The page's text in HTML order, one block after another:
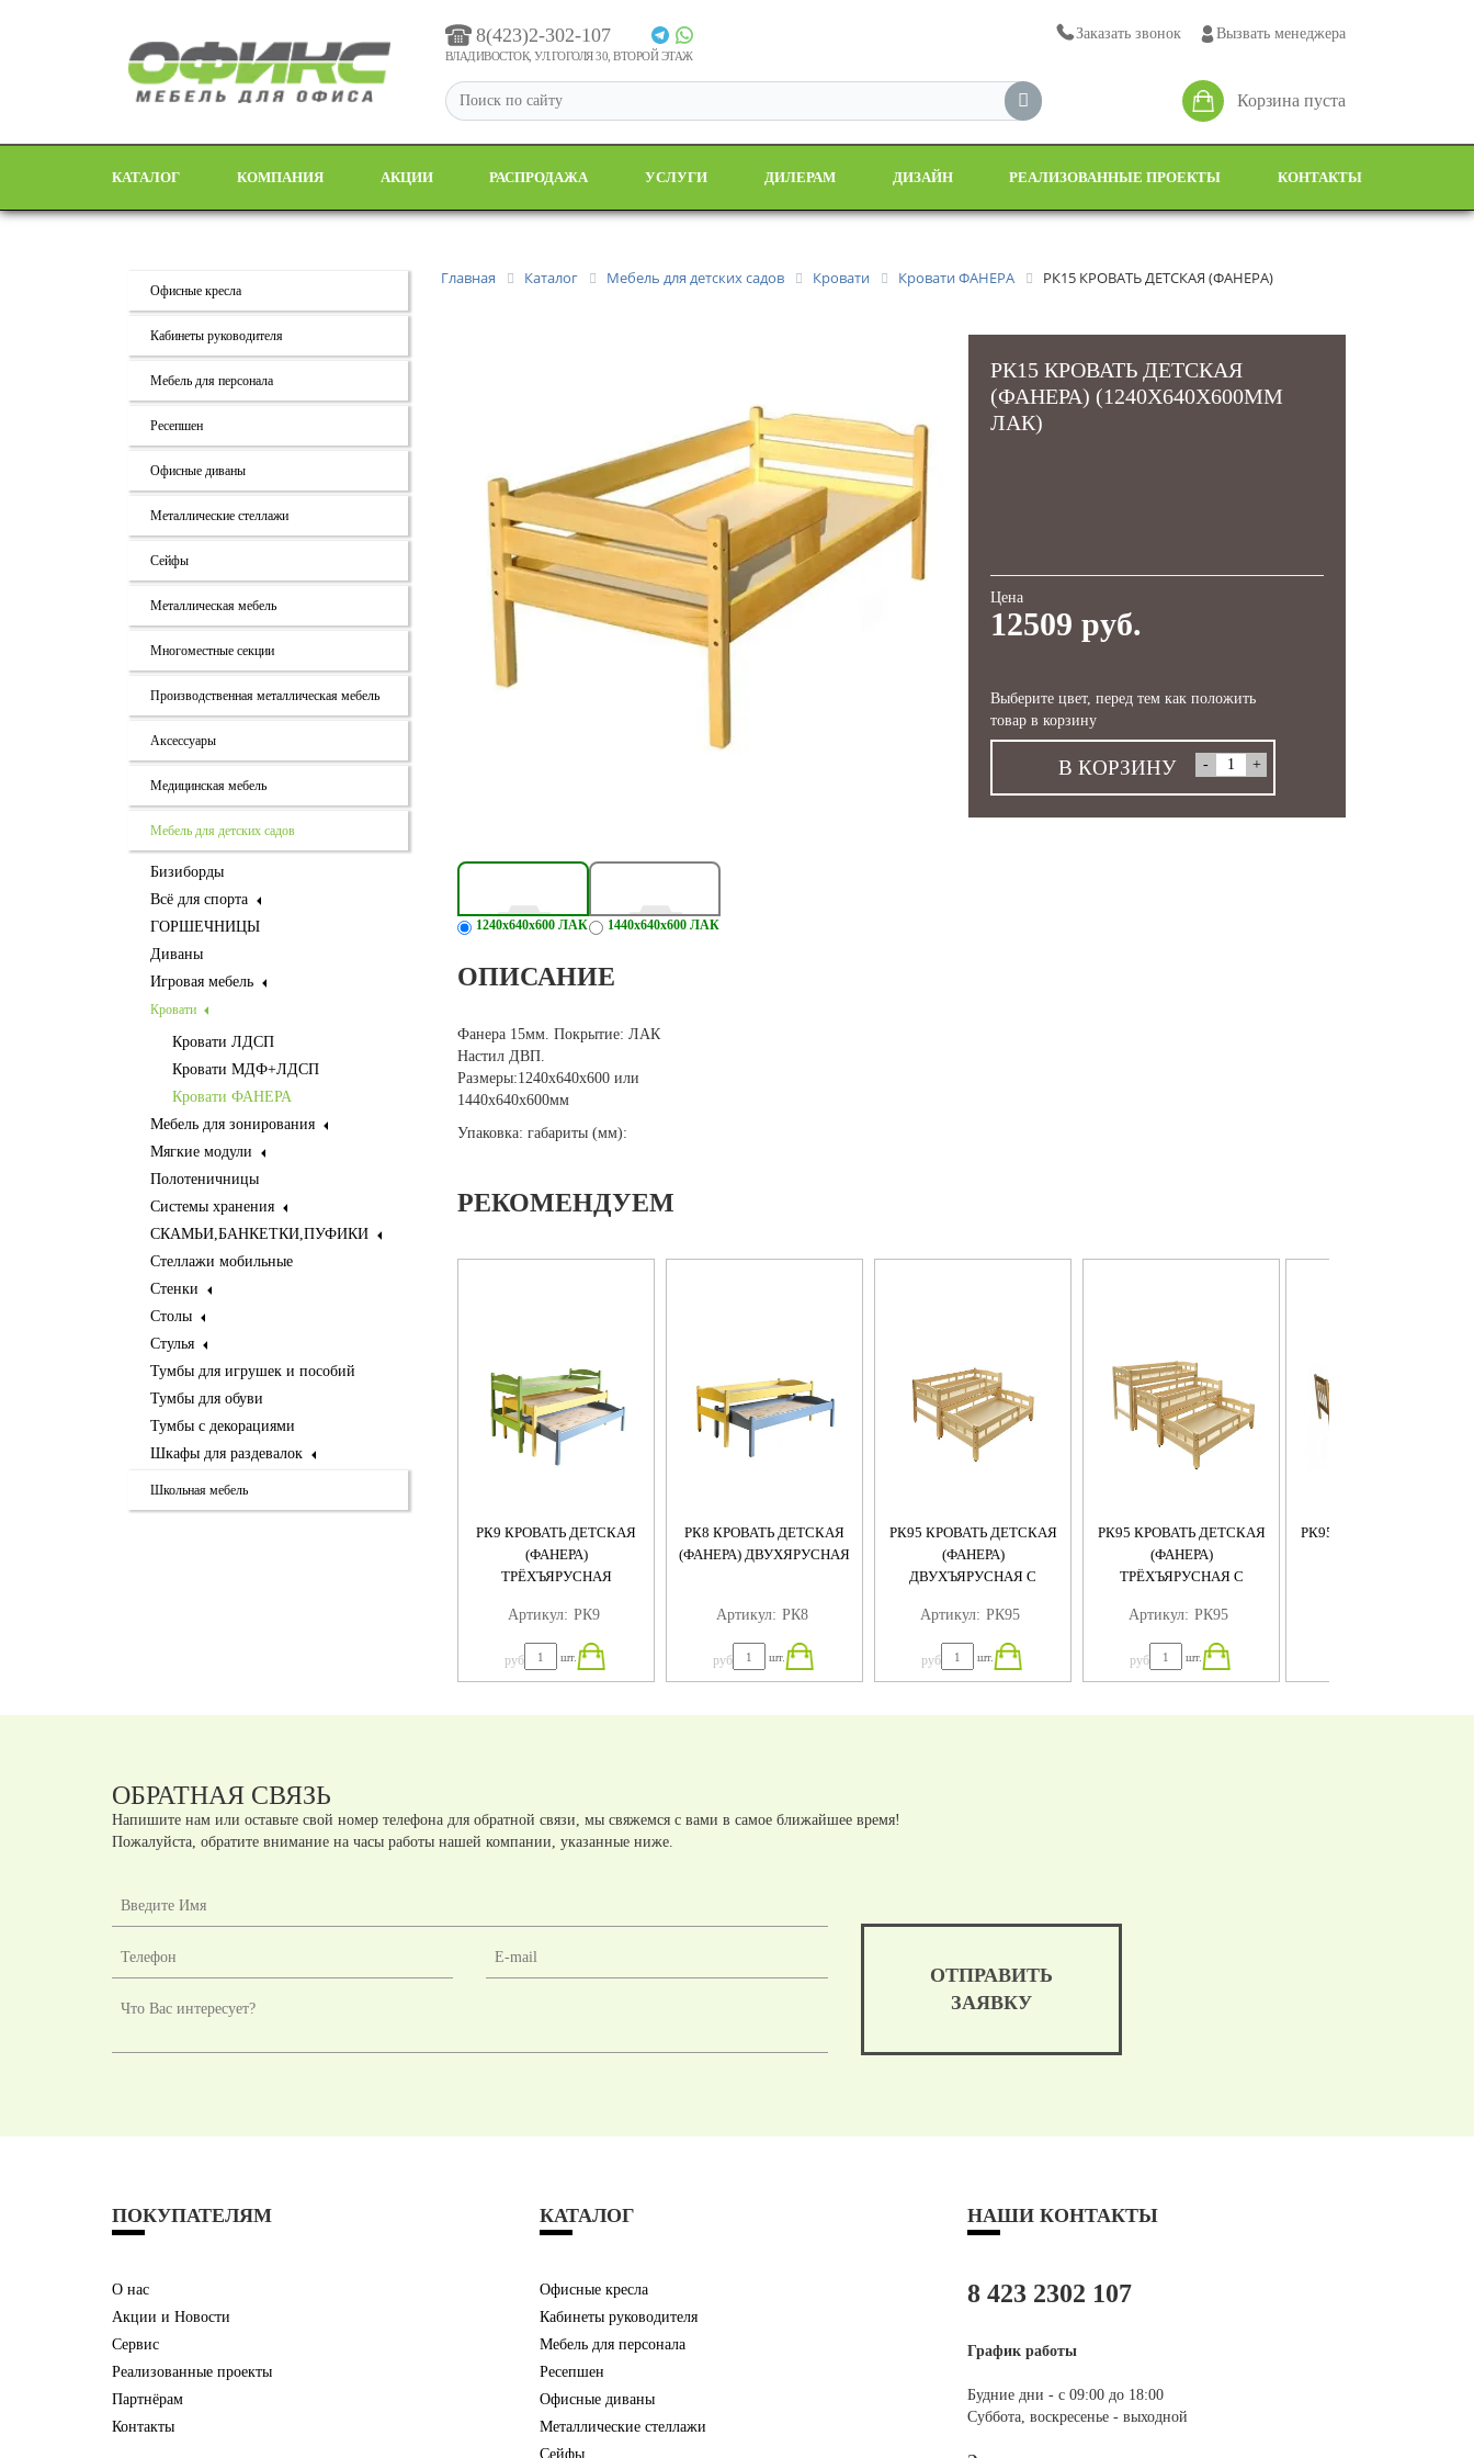
8(423)2-302-107
ВЛАДИВОСТОК, УЛ.ГОГОЛЯ 30, ВТОРОЙ ЭТАЖ
Заказать звонок Вызвать менеджера
Корзина пуста
КАТАЛОГ КОМПАНИЯ АКЦИИ РАСПРОДАЖА УСЛУГИ ДИЛЕРАМ ДИЗАЙН РЕАЛИЗОВАННЫЕ ПРОЕКТЫ КОНТАКТЫ
Офисные кресла
Кабинеты руководителя
Мебель для персонала
Ресепшен
Офисные диваны
Металлические стеллажи
Сейфы
Металлическая мебель
Многоместные секции
Производственная металлическая мебель
Аксессуары
Медицинская мебель
Мебель для детских садов
Бизиборды
Всё для спорта
ГОРШЕЧНИЦЫ
Диваны
Игровая мебель
Кровати
Кровати ЛДСП
Кровати МДФ+ЛДСП
Кровати ФАНЕРА
Мебель для зонирования
Мягкие модули
Полотеничницы
Системы хранения
СКАМЬИ,БАНКЕТКИ,ПУФИКИ
Стеллажи мобильные
Стенки
Столы
Стулья
Тумбы для игрушек и пособий
Тумбы для обуви
Тумбы с декорациями
Шкафы для раздевалок
Школьная мебель
Главная Каталог Мебель для детских садов Кровати Кровати ФАНЕРА РК15 КРОВАТЬ ДЕТСКАЯ (ФАНЕРА)
РК15 КРОВАТЬ ДЕТСКАЯ
(ФАНЕРА) (1240Х640Х600ММ
ЛАК)
Цена
12509 руб.
Выберите цвет, перед тем как положить
товар в корзину
В КОРЗИНУ
1240х640х600 ЛАК 1440х640х600 ЛАК
ОПИСАНИЕ
Фанера 15мм. Покрытие: ЛАК
Настил ДВП.
Размеры:1240х640х600 или
1440х640х600мм
Упаковка: габариты (мм):
РЕКОМЕНДУЕМ
РК9 КРОВАТЬ ДЕТСКАЯ
(ФАНЕРА)
ТРЁХЪЯРУСНАЯ
Артикул: РК9
руб шт.
РК8 КРОВАТЬ ДЕТСКАЯ
(ФАНЕРА) ДВУХЯРУСНАЯ
Артикул: РК8
руб шт.
РК95 КРОВАТЬ ДЕТСКАЯ
(ФАНЕРА)
ДВУХЪЯРУСНАЯ С
Артикул: РК95
руб шт.
РК95 КРОВАТЬ ДЕТСКАЯ
(ФАНЕРА)
ТРЁХЪЯРУСНАЯ С
Артикул: РК95
руб шт.
РК95 КРОВАТЬ ДЕТСКАЯ
ОБРАТНАЯ СВЯЗЬ
Напишите нам или оставьте свой номер телефона для обратной связи, мы свяжемся с вами в самое ближайшее время!
Пожалуйста, обратите внимание на часы работы нашей компании, указанные ниже.
ОТПРАВИТЬ
ЗАЯВКУ
ПОКУПАТЕЛЯМ
О нас
Акции и Новости
Сервис
Реализованные проекты
Партнёрам
Контакты
КАТАЛОГ
Офисные кресла
Кабинеты руководителя
Мебель для персонала
Ресепшен
Офисные диваны
Металлические стеллажи
Сейфы
НАШИ КОНТАКТЫ
8 423 2302 107
График работы
Будние дни - с 09:00 до 18:00
Суббота, воскресенье - выходной